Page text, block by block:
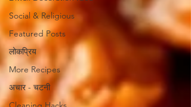
Social & Religious
Featured Posts
लोकप्रिय
More Recipes
अचार - चटनी